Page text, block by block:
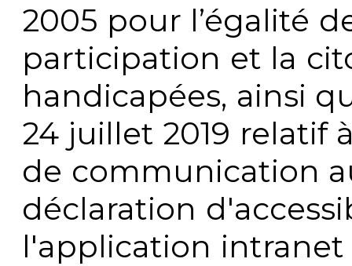
2005 pour l’égalité
participation et la
handicapées, ainsi
24 juillet 2019 relatif
de communication
déclaration
l'application